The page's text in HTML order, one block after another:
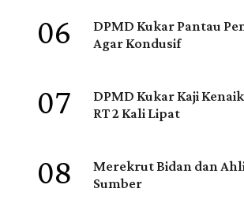
06 DPMD Kukar Pantau
Agar Kondusif
07 DPMD Kukar Kaji
RT 2 Kali Lipat
08 Merekrut Bidan dan
Sumber